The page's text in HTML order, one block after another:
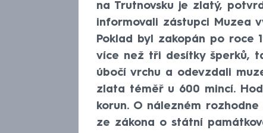
na Trutnovsku je zlatý,
informovali zástupci Muzea
Poklad byl zakopán po roce
více než tři desítky šperků,
úbočí vrchu a odevzdali
zlata téměř u 600 mincí.
korun. O nálezném
ze zákona o státní